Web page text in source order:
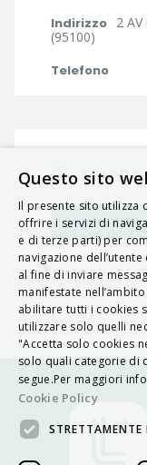
Indirizzo 2 AV
(95100)
Telefono
MAPPA
Questo sito
Il presente sito utilizza
offrire i servizi di
e di terze parti) per
navigazione
al fine di inviare
manifestate
abilitare tutti i cookies
utilizzare solo quelli
"Accetta solo cookies
solo quali categorie di
segue.Per maggiori
Cookie Policy
STRETTAMENTE